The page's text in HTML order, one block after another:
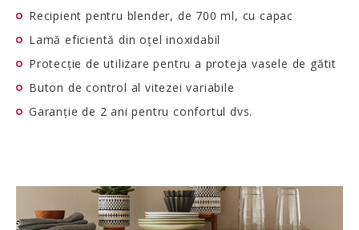
Recipient pentru blender, de 700 ml, cu capac
Lamă eficientă din oțel inoxidabil
Protecție de utilizare pentru a proteja vasele de gătit
Buton de control al vitezei variabile
Garanție de 2 ani pentru confortul dvs.